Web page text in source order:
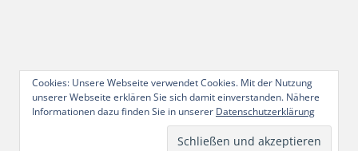
Cookies: Unsere Webseite verwendet Cookies. Mit der Nutzung
unserer Webseite erklären Sie sich damit einverstanden. Nähere
Informationen dazu finden Sie in unserer Datenschutzerklärung